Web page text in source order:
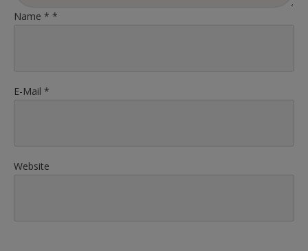
Name * *
E-Mail *
Website